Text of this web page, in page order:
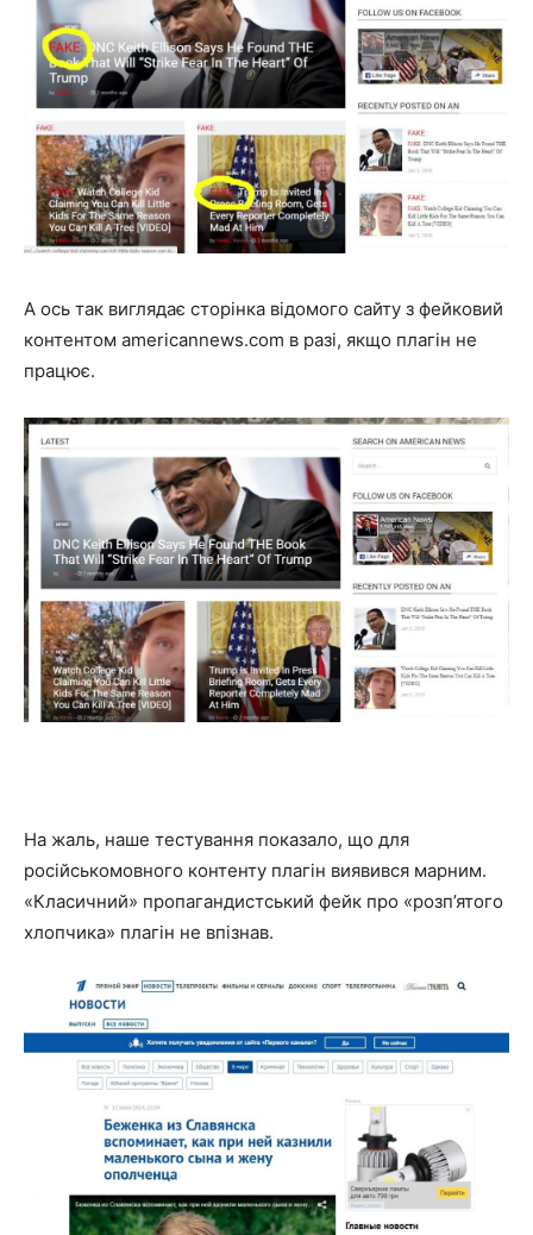
А ось так виглядає сторінка відомого сайту з фейковий
контентом americannews.com в разі, якщо плагін не
працює.
На жаль, наше тестування показало, що для
російськомовного контенту плагін виявився марним.
«Класичний» пропагандистський фейк про «розп’ятого
хлопчика» плагін не впізнав.